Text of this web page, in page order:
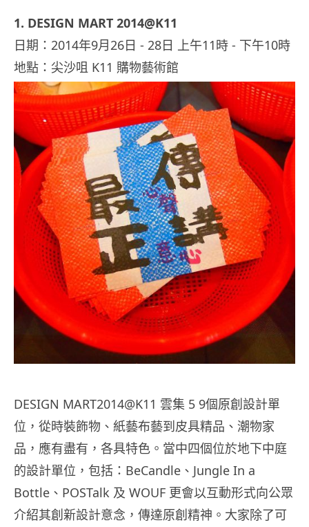
1. DESIGN MART 2014@K11
日期：2014年9月26日 ‑ 28日 上午11時 ‑ 下午10時
地點：尖沙咀 K11 購物藝術館
DESIGN MART2014@K11 雲集 5 9個原創設計單
位，從時裝飾物、紙藝布藝到皮具精品、潮物家
品，應有盡有，各具特色。當中四個位於地下中庭
的設計單位，包括：BeCandle、Jungle In a
Bottle、POSTalk 及 WOUF 更會以互動形式向公眾
介紹其創新設計意念，傳達原創精神。大家除了可